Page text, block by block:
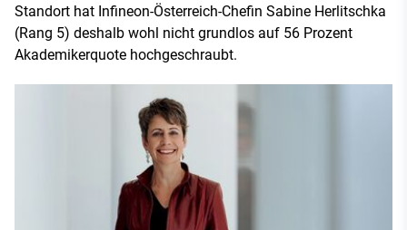
Standort hat Infineon-Österreich-Chefin Sabine Herlitschka
(Rang 5) deshalb wohl nicht grundlos auf 56 Prozent
Akademikerquote hochgeschraubt.